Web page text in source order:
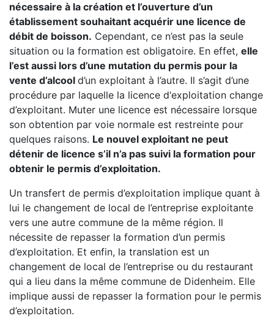
nécessaire à la création et l’ouverture d’un
établissement souhaitant acquérir une licence de
débit de boisson. Cependant, ce n’est pas la seule
situation ou la formation est obligatoire. En effet, elle
l’est aussi lors d’une mutation du permis pour la
vente d’alcool d’un exploitant à l’autre. Il s’agit d’une
procédure par laquelle la licence d‘exploitation change
d’exploitant. Muter une licence est nécessaire lorsque
son obtention par voie normale est restreinte pour
quelques raisons. Le nouvel exploitant ne peut
détenir de licence s’il n’a pas suivi la formation pour
obtenir le permis d’exploitation.
Un transfert de permis d’exploitation implique quant à
lui le changement de local de l’entreprise exploitante
vers une autre commune de la même région. Il
nécessite de repasser la formation d’un permis
d’exploitation. Et enfin, la translation est un
changement de local de l’entreprise ou du restaurant
qui a lieu dans la même commune de Didenheim. Elle
implique aussi de repasser la formation pour le permis
d’exploitation.